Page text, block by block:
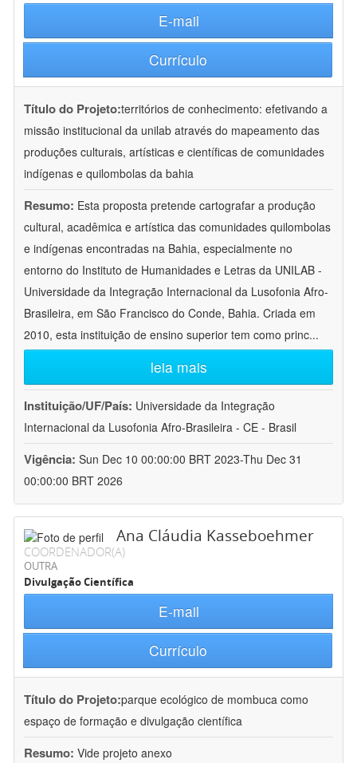
E-mail
Currículo
Título do Projeto:territórios de conhecimento: efetivando a
missão institucional da unilab através do mapeamento das
produções culturais, artísticas e científicas de comunidades
indígenas e quilombolas da bahia
Resumo: Esta proposta pretende cartografar a produção
cultural, acadêmica e artística das comunidades quilombolas
e indígenas encontradas na Bahia, especialmente no
entorno do Instituto de Humanidades e Letras da UNILAB -
Universidade da Integração Internacional da Lusofonia Afro-
Brasileira, em São Francisco do Conde, Bahia. Criada em
2010, esta instituição de ensino superior tem como princ...
leia mais
Instituição/UF/País: Universidade da Integração
Internacional da Lusofonia Afro-Brasileira - CE - Brasil
Vigência: Sun Dec 10 00:00:00 BRT 2023-Thu Dec 31
00:00:00 BRT 2026
Ana Cláudia Kasseboehmer
COORDENADOR(A)
OUTRA
Divulgação Científica
E-mail
Currículo
Título do Projeto:parque ecológico de mombuca como
espaço de formação e divulgação científica
Resumo: Vide projeto anexo